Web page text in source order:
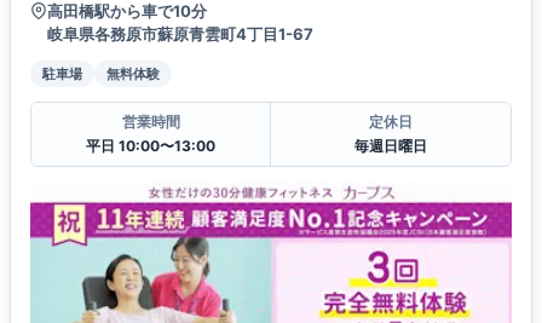
高田橋駅から車で10分
岐阜県各務原市蘇原青雲町4丁目1-67
駐車場 無料体験
営業時間
平日 10:00〜13:00
定休日
毎週日曜日